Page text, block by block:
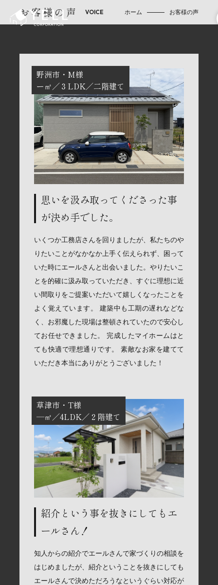
お客様の声 ホーム お客様の声
野洲市
M様
ー㎡
３LDK 二階建て
思いを汲み取ってくださった事
が決め手でした。
いくつか工務店さんを回りましたが、私たちのや
りたいことがなかなか上手く伝えられず、困って
いた時にエールさんと出会いました。やりたいこ
とを的確に汲み取っていただき、すぐに理想に近
い間取りをご提案いただいて嬉しくなったことを
よく覚えています。 建築中も工期の遅れなどな
く、お邪魔した現場は整頓されていたので安心し
てお任せできました。 完成したマイホームはと
ても快適で理想通りです。 素敵なお家を建てて
いただき本当にありがとうございました！
草津市
T様
―㎡
4LDK ２階建て
紹介という事を抜きにしてもエ
ールさん！
知人からの紹介でエールさんで家づくりの相談を
はじめましたが、紹介ということを抜きにしても
エールさんで決めただろうなというぐらい対応が